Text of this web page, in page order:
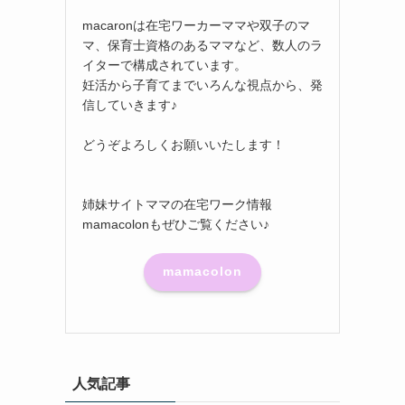
macaronは在宅ワーカーママや双子のマ
マ、保育士資格のあるママなど、数人のラ
イターで構成されています。
妊活から子育てまでいろんな視点から、発
信していきます♪
どうぞよろしくお願いいたします！
姉妹サイトママの在宅ワーク情報
mamacolonもぜひご覧ください♪
mamacolon
人気記事